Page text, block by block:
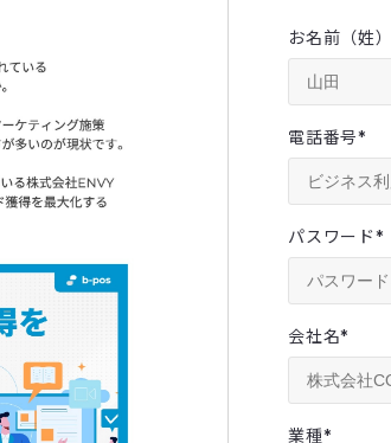
お名前（姓）
電話番号*
パスワード*
会社名*
業種*